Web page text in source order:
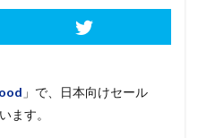
」で、日本向けセール
ます。